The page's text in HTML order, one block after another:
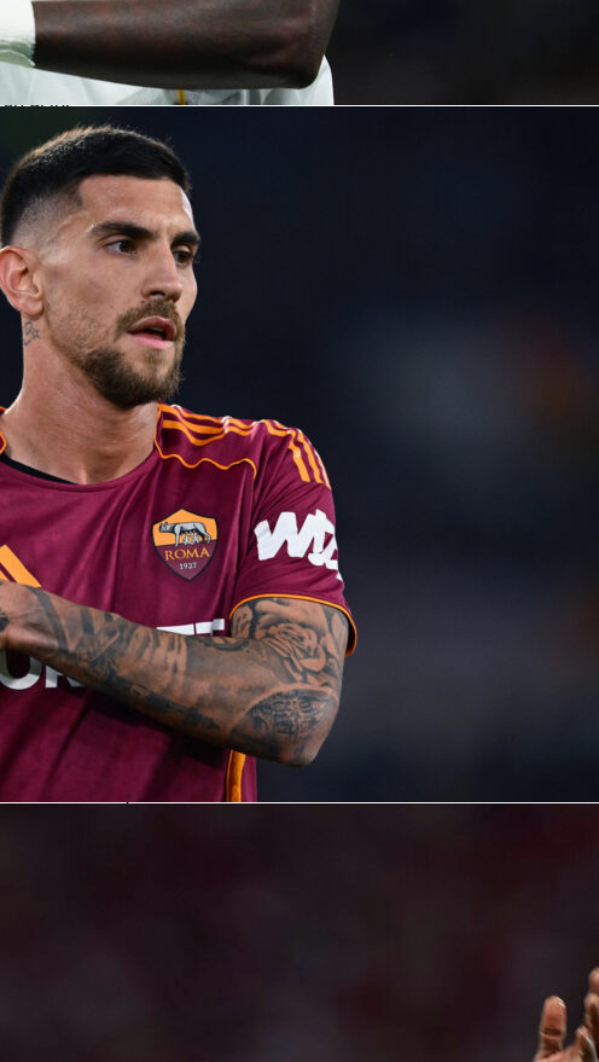
resta un protagonista assoluto anche tra i costosi acquisti
dimostrando una qualità di livello mondiale. Quando l’Arabia
di un miracolo nel 2026, tutti gli occhi nello stadio saranno
di lui.
Saudita ai Mondiali
dei Falchi con il Mondiale è definito da due momenti iconici. Il
1994, con il raggiungimento degli ottavi di finale e il gol coast-to-
Saeed Al-Owairan contro il Belgio che sembrò uscito da un
Il secondo nel 2022, con il “Miracolo di Lusail” contro
nel 2026 come habitué del torneo, alla loro terza partecipazione
Questa volta l’obiettivo è semplice: infrangere il “soffitto di
degli ottavi di finale.
USA 1994
ottavi di finale (1994)
7 (incluso il 2026)
consecutive: tre
l’unica squadra capace di battere i campioni del mondo del 2022
quel torneo.
— Georgios Donis
“Camicia Bianca” è ufficialmente finita. Dopo essere tornato
2024 e aver riacceso la fiducia in tutto il Paese, Hervé Renard
più la nazionale dell’Arabia Saudita verso la Coppa del Mondo
federazione saudita ha ora affidato l’incarico a
l’inizio di un capitolo completamente nuovo per i Falchi Verdi.
Saudita, questo cambiamento sembra meno una rivoluzione
Donis ha il difficile compito di mantenere la fiducia che l’Arabia
ha costruito negli ultimi anni, rendendo al tempo stesso la squadra
contro avversari di alto livello.
2022 resteranno sempre speciali, ma l’attenzione dell’Arabia
è ora completamente rivolta al futuro. Con Georgios Donis in
l’obiettivo non è più soltanto sorprendere le grandi squadre — è